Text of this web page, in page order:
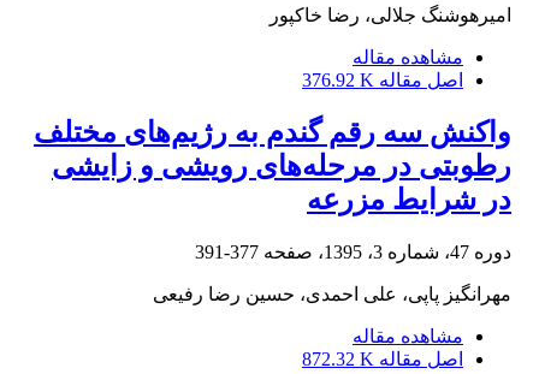
امیرهوشنگ جلالی، رضا خاکپور
مشاهده مقاله
اصل مقاله 376.92 K
واکنش سه رقم گندم به رژیم‌های مختلف
رطوبتی در مرحله‌های رویشی و زایشی
در شرایط مزرعه
دوره 47، شماره 3، 1395، صفحه 377-391
مهرانگیز پاپی، علی احمدی، حسین رضا رفیعی
مشاهده مقاله
اصل مقاله 872.32 K